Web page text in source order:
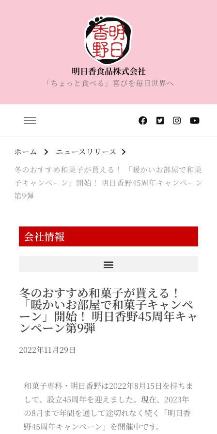
明日香食品株式会社
「ちょっと食べる」喜びを毎日世界へ
ホーム
ニュースリリース
冬のおすすめ和菓子が貰える！ 「暖かいお部屋で和菓
子キャンペーン」開始！ 明日香野45周年キャンペーン
第9弾
会社情報
冬のおすすめ和菓子が貰える！
「暖かいお部屋で和菓子キャンペ
ーン」開始！ 明日香野45周年キャ
ンペーン第9弾
2022年11月29日
和菓子専科・明日香野は2022年8月15日を持ちま
して、設立45周年を迎えました。現在、2023年
の8月まで年間を通して途切れなく続く「明日香
野45周年キャンペーン」を開催中です。